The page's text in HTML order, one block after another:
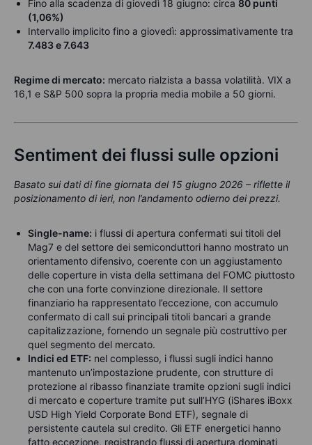
Fino alla scadenza di giovedì 18 giugno: circa 80 punti
(1,06%)
Intervallo implicito fino a giovedì: approssimativamente tra
7.483 e 7.643
Regime di mercato: mercato rialzista a bassa volatilità. VIX a
16,1 e S&P 500 sopra la propria media mobile a 50 giorni.
Sentiment dei flussi sulle opzioni
Basato sui dati di fine giornata del 15 giugno 2026 – riflette il
posizionamento di ieri, non l’andamento odierno dei prezzi.
Single-name: i flussi di apertura confermati sui titoli del
Mag7 e del settore dei semiconduttori hanno mostrato un
orientamento difensivo, coerente con un aggiustamento
delle coperture in vista della settimana del FOMC piuttosto
che con una forte convinzione direzionale. Il settore
finanziario ha rappresentato l’eccezione, con accumulo
confermato di call sui principali titoli bancari a grande
capitalizzazione, fornendo un segnale più costruttivo per
quel segmento del mercato.
Indici ed ETF: nel complesso, i flussi sugli indici hanno
mantenuto un’impostazione prudente, con strutture di
protezione al ribasso finanziate tramite opzioni sugli indici
di mercato e coperture tramite put sull’HYG (iShares iBoxx
USD High Yield Corporate Bond ETF), segnale di
persistente cautela sul credito. Gli ETF energetici hanno
fatto eccezione, registrando flussi di apertura dominati